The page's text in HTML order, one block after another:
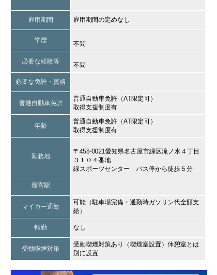
雇用期間 雇用期間の定めなし
学歴
不問
必要な経験等
不問
必要な免許・資格
普通自動車免許
普通自動車免許（AT限定可）
取得支援制度有
年齢
普通自動車免許（AT限定可）
取得支援制度有
勤務地
〒458-0021愛知県名古屋市緑区滝ノ水４丁目
３１０４番地
緑スポーツセンター バス停から徒歩５分
最寄駅
マイカー通勤
可能（駐車場完備・通勤時ガソリン代全額支
給）
転勤 なし
受動喫煙対策
受動喫煙対策あり（喫煙室設置）休憩室とは
別に設置